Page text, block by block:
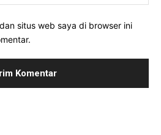
situs web saya di browser ini